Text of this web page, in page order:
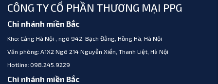
CÔNG TY CỔ PHẦN THƯƠNG MẠI PPG
Chi nhánh miền Bắc
Kho: Cảng Hà Nội , ngõ 942, Bạch Đằng, Hồng Hà, Hà Nội
Văn phòng: A1X2 Ngõ 214 Nguyễn Xiển, Thanh Liệt, Hà Nội
Hotline: 098.245.9229
Chi nhánh miền Bắc